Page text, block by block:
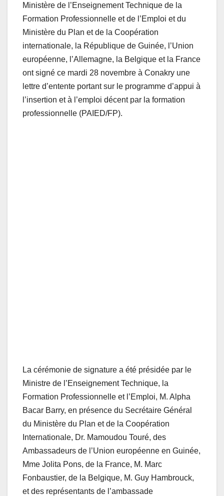
Ministère de l’Enseignement Technique de la
Formation Professionnelle et de l’Emploi et du
Ministère du Plan et de la Coopération
internationale, la République de Guinée, l’Union
européenne, l’Allemagne, la Belgique et la France
ont signé ce mardi 28 novembre à Conakry une
lettre d’entente portant sur le programme d’appui à
l’insertion et à l’emploi décent par la formation
professionnelle (PAIED/FP).
La cérémonie de signature a été présidée par le
Ministre de l’Enseignement Technique, la
Formation Professionnelle et l’Emploi, M. Alpha
Bacar Barry, en présence du Secrétaire Général
du Ministère du Plan et de la Coopération
Internationale, Dr. Mamoudou Touré, des
Ambassadeurs de l’Union européenne en Guinée,
Mme Jolita Pons, de la France, M. Marc
Fonbaustier, de la Belgique, M. Guy Hambrouck,
et des représentants de l’ambassade